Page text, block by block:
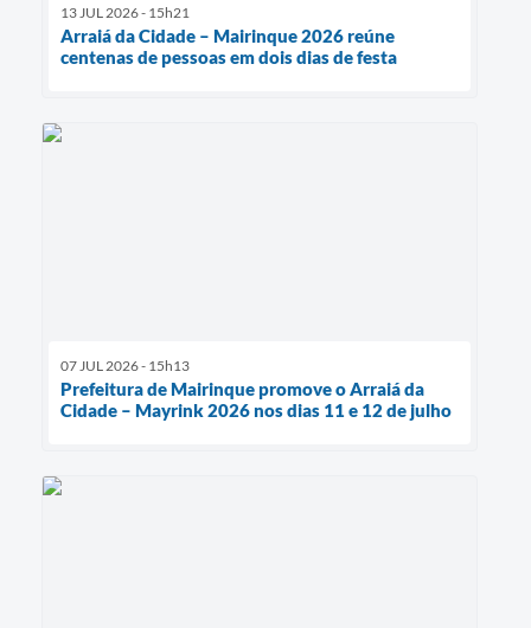
13 JUL 2026 - 15h21
Arraiá da Cidade – Mairinque 2026 reúne
centenas de pessoas em dois dias de festa
07 JUL 2026 - 15h13
Prefeitura de Mairinque promove o Arraiá da
Cidade – Mayrink 2026 nos dias 11 e 12 de julho